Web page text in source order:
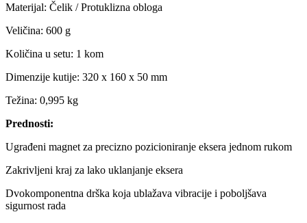
Materijal: Čelik / Protuklizna obloga
Veličina: 600 g
Količina u setu: 1 kom
Dimenzije kutije: 320 x 160 x 50 mm
Težina: 0,995 kg
Prednosti:
Ugrađeni magnet za precizno pozicioniranje eksera jednom rukom
Zakrivljeni kraj za lako uklanjanje eksera
Dvokomponentna drška koja ublažava vibracije i poboljšava
sigurnost rada